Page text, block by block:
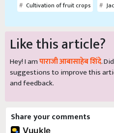
Cultivation of fruit crops
Like this article?
Hey! I amपाराजी आबासाहेब शिंदे.
suggestions to improve this
and feedback.
Share your comments